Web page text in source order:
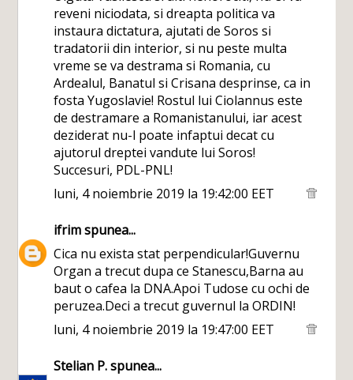
reveni niciodata, si dreapta politica va
instaura dictatura, ajutati de Soros si
tradatorii din interior, si nu peste multa
vreme se va destrama si Romania, cu
Ardealul, Banatul si Crisana desprinse, ca in
fosta Yugoslavie! Rostul lui Ciolannus este
de destramare a Romanistanului, iar acest
deziderat nu-l poate infaptui decat cu
ajutorul dreptei vandute lui Soros!
Succesuri, PDL-PNL!
luni, 4 noiembrie 2019 la 19:42:00 EET
ifrimspunea...
Cica nu exista stat perpendicular!Guvernu
Organ a trecut dupa ce Stanescu,Barna au
baut o cafea la DNA.Apoi Tudose cu ochi de
peruzea.Deci a trecut guvernul la ORDIN!
luni, 4 noiembrie 2019 la 19:47:00 EET
Stelian P.spunea...